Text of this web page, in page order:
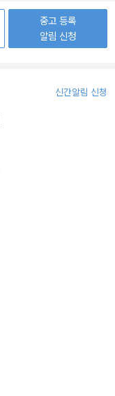
중고 등록
알림 신청
신간알림 신청